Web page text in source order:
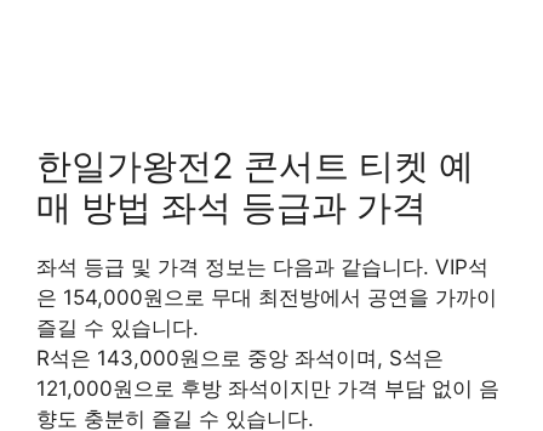
한일가왕전2 콘서트 티켓 예
매 방법 좌석 등급과 가격
좌석 등급 및 가격 정보는 다음과 같습니다. VIP석
은 154,000원으로 무대 최전방에서 공연을 가까이
즐길 수 있습니다.
R석은 143,000원으로 중앙 좌석이며, S석은
121,000원으로 후방 좌석이지만 가격 부담 없이 음
향도 충분히 즐길 수 있습니다.